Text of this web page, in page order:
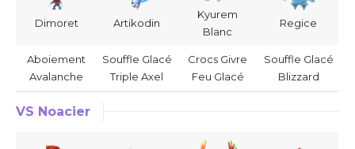
Dimoret Artikodin
Kyurem
Blanc
Regice
Aboiement
Avalanche
Souffle Glacé
Triple Axel
Crocs Givre
Feu Glacé
Souffle Glacé
Blizzard
VS Noacier